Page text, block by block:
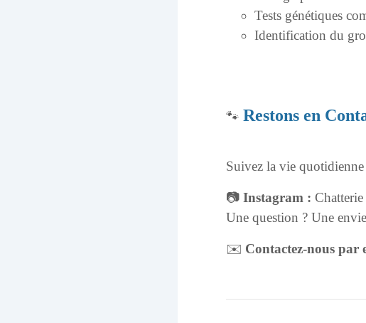
Tests génétiques
Identification du
🐾 Restons en
Suivez la vie
📷 Instagram :
Une question ? Une
✉️ Contactez-nous par